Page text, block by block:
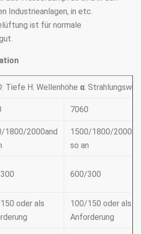
Industrieanlagen, in etc.
ist für normale
Tiefe H: Wellenhöhe α:
7060
1800/2000and
1500/1800/
so an
600/300
oder als
100/150 oder als
Anforderung